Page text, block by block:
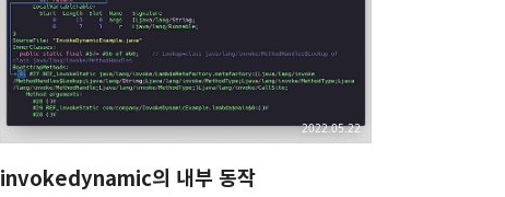
invokedynamic의 내부 동작
2022.05.22